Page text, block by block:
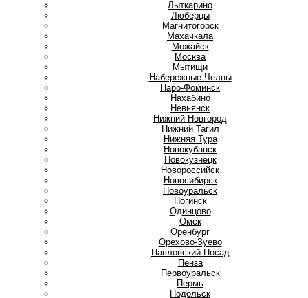
Лыткарино
Люберцы
Магнитогорск
Махачкала
Можайск
Москва
Мытищи
Набережные Челны
Наро-Фоминск
Нахабино
Невьянск
Нижний Новгород
Нижний Тагил
Нижняя Тура
Новокубанск
Новокузнецк
Новороссийск
Новосибирск
Новоуральск
Ногинск
Одинцово
Омск
Оренбург
Орехово-Зуево
Павловский Посад
Пенза
Первоуральск
Пермь
Подольск